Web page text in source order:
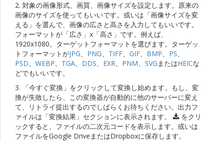
2. 対象の画像形式、画質、画像サイズを設定します。原来の
画像のサイズを使ってもいいです。或いは「画像サイズを変
える」を選んで、画像の広さと高さを入力してもいいです。
フォーマットが「広さ」x「高さ」です。例えば、
1920x1080。ターゲットフォーマットを選びます。ターゲッ
トフォーマットがJPG、 PNG、 TIFF、 GIF、 BMP、 PS、
PSD、 WEBP、 TGA、 DDS、 EXR、 PNM、 SVGまたはHEICな
どでもいいです。
3. 「今すぐ変換」をクリックして変換し始めます。もし、変
換が失敗したら、この変換器が自動的に他のサーバーに変え
て、リトライ提出するのでしばらくお待ちください。出力フ
ァイルは「変換結果」セクションに表示されます。
をクリ
ックすると、ファイルの二次元コードを表示します。或いは
ファイルをGoogle DriveまたはDropboxに保存します。